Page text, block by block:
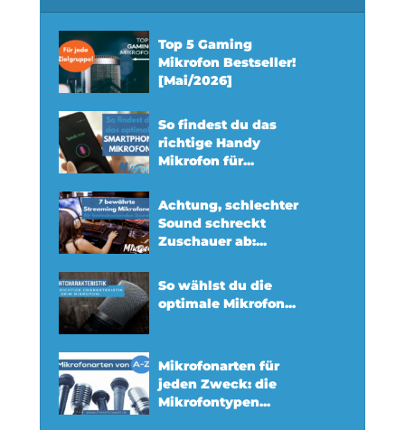
Top 5 Gaming
Mikrofon Bestseller!
[Mai/2026]
So findest du das
richtige Handy
Mikrofon für...
Achtung, schlechter
Sound schreckt
Zuschauer ab:...
So wählst du die
optimale Mikrofon...
Mikrofonarten für
jeden Zweck: die
Mikrofontypen...